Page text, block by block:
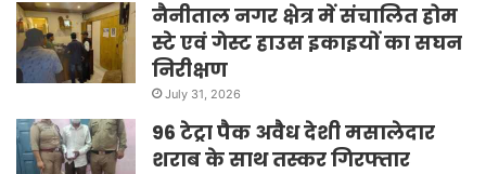
नैनीताल नगर क्षेत्र में संचालित होम
स्टे एवं गेस्ट हाउस इकाइयों का सघन
निरीक्षण
July 31, 2026
96 टेट्रा पैक अवैध देशी मसालेदार
शराब के साथ तस्कर गिरफ्तार